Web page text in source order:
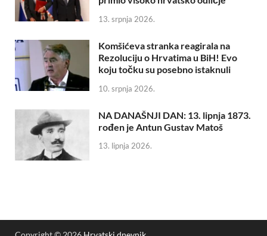
13. srpnja 2026.
Komšićeva stranka reagirala na
Rezoluciju o Hrvatima u BiH! Evo
koju točku su posebno istaknuli
10. srpnja 2026.
NA DANAŠNJI DAN: 13. lipnja 1873.
rođen je Antun Gustav Matoš
13. lipnja 2026.